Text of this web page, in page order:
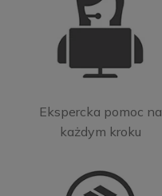
Ekspercka pomoc na
każdym kroku